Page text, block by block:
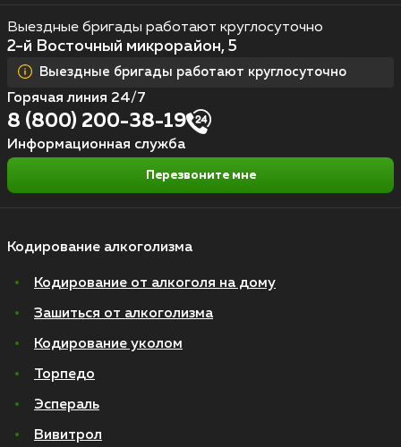
Кодирование алкоголизма
Кодирование от алкоголя на дому
Зашиться от алкоголизма
Кодирование уколом
Торпедо
Эспераль
Вивитрол
Выездные бригады работают круглосуточно
2-й Восточный микрорайон, 5
Выездные бригады работают круглосуточно
Горячая линия 24/7
8 (800) 200-38-19
Информационная служба
Перезвоните мне